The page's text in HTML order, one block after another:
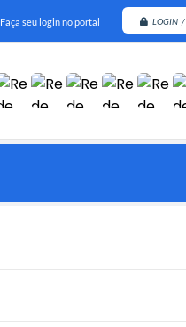
Faça seu login no portal LOGIN /